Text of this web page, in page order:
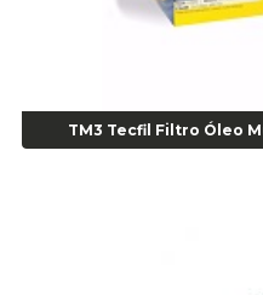
Alicate para trava de cambio 398
Anel Centralizador Fiat 4 pçs -
Anel Centralizador GM 4 pçs -
Anel Centralizador Honda 4 pçs
TM3 Tecfil Filtro Óleo